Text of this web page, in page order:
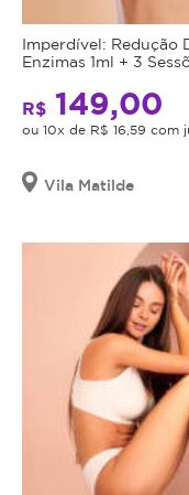
Imperdível: Redução
Enzimas 1ml + 3
R$ 149,00
ou 10x de R$ 16,59 com
Vila Matilde